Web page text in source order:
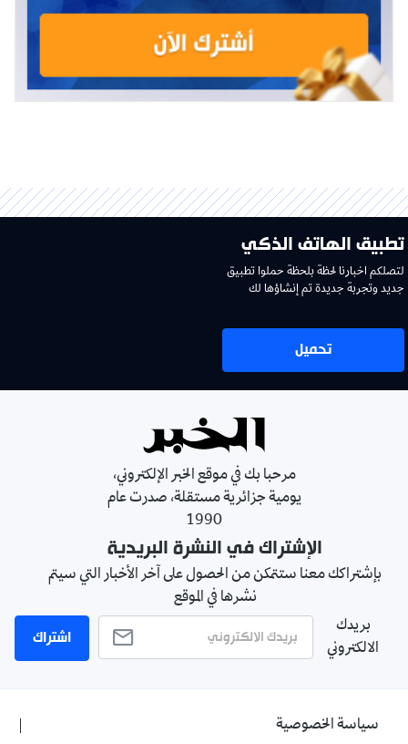
تطبيق الهاتف الذكي
لتصلكم اخبارنا لحظة بلحظة حملوا تطبيق
جديد وتجربة جديدة تم إنشاؤها لك
تحميل
مرحبا بك في موقع الخبر الإلكتروني،
يومية جزائرية مستقلة، صدرت عام
1990
الإشتراك في النشرة البريدية
بإشتراكك معنا ستتمكن من الحصول على آخر الأخبار التي سيتم
نشرها في الموقع
بريدك
الالكتروني
اشتراك
سياسة الخصوصية